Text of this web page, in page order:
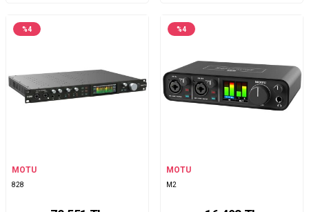
%4
MOTU
828
%4
MOTU
M2